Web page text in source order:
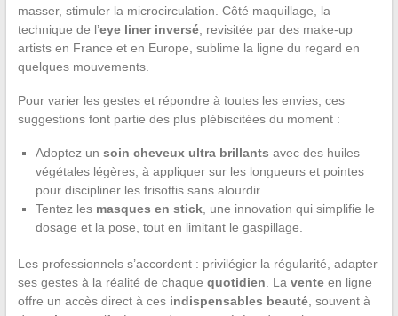
masser, stimuler la microcirculation. Côté maquillage, la
technique de l’eye liner inversé, revisitée par des make-up
artists en France et en Europe, sublime la ligne du regard en
quelques mouvements.
Pour varier les gestes et répondre à toutes les envies, ces
suggestions font partie des plus plébiscitées du moment :
Adoptez un soin cheveux ultra brillants avec des huiles
végétales légères, à appliquer sur les longueurs et pointes
pour discipliner les frisottis sans alourdir.
Tentez les masques en stick, une innovation qui simplifie le
dosage et la pose, tout en limitant le gaspillage.
Les professionnels s’accordent : privilégier la régularité, adapter
ses gestes à la réalité de chaque quotidien . La venteen ligne
offre un accès direct à ces indispensables beauté, souvent à